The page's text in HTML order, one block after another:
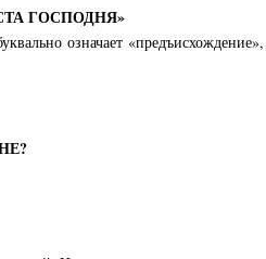
ГОСПОДНЯ»
означает